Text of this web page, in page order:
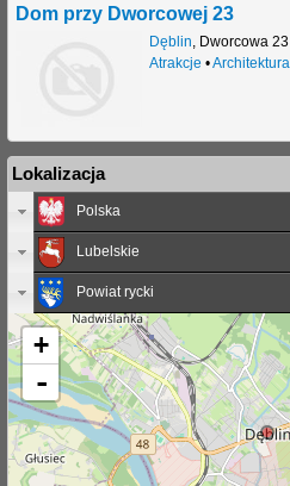
Dom przy Dworcowej 23
Dęblin Dworcowa 23
Atrakcje •Architektura
Lokalizacja
Polska
Lubelskie
Powiat rycki
+
-